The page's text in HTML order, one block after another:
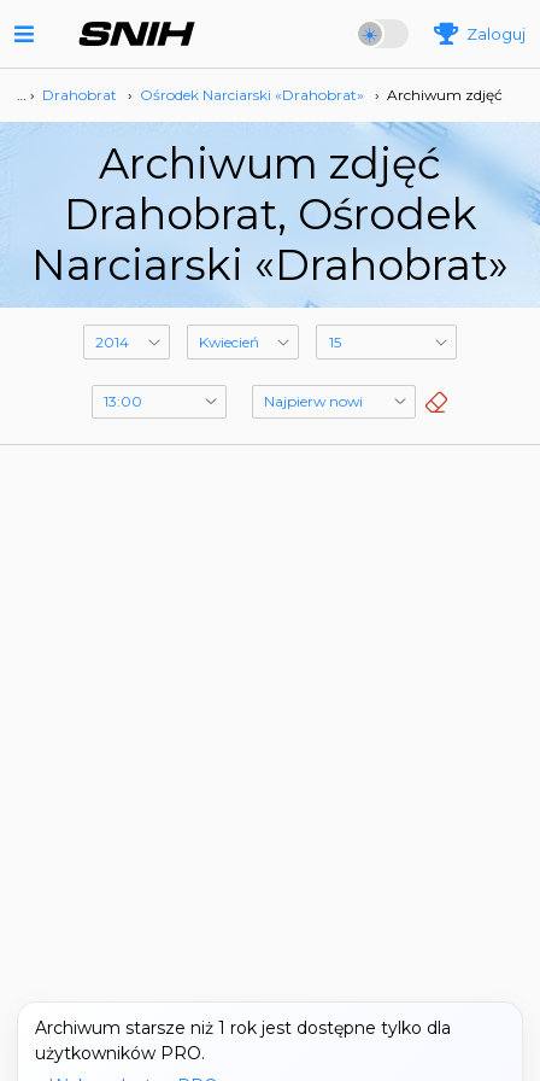
Zaloguj
… › Drahobrat › Ośrodek Narciarski «Drahobrat» › Archiwum zdjęć
Archiwum zdjęć
Drahobrat, Ośrodek
Narciarski «Drahobrat»
Archiwum starsze niż 1 rok jest dostępne tylko dla
użytkowników PRO.